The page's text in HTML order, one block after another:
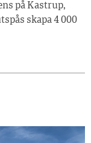
på Kastrup,
skapa 4 000